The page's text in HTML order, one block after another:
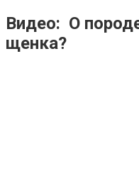
Видео: О
щенка?